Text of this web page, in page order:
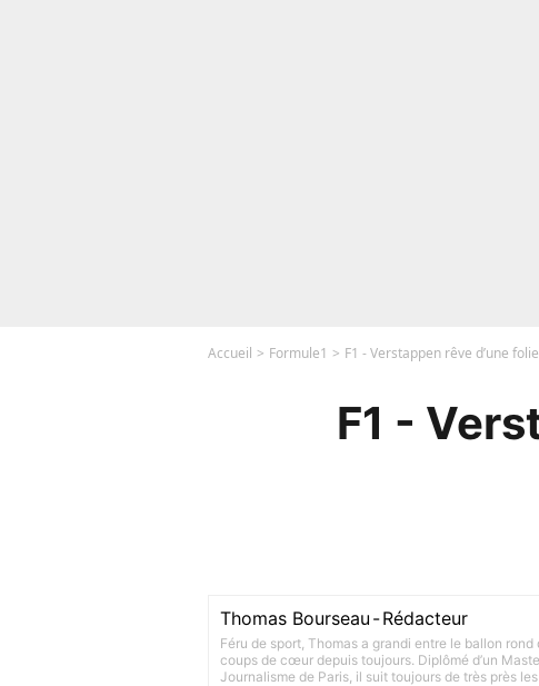
Accueil Formule1 F1 - Verstappen rêve d’une
F1 -
Thomas Bourseau -Rédacteur
Féru de sport, Thomas a grandi entre le ballon
coups de cœur depuis toujours. Diplômé d’un
Journalisme de Paris, il suit toujours de très près